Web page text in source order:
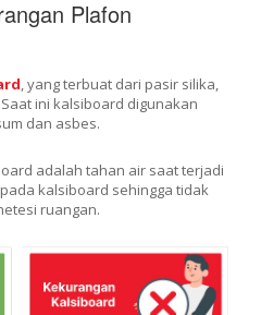
Plafon
, yang terbuat dari pasir silika,
ini kalsiboard digunakan
dan asbes.
adalah tahan air saat terjadi
kalsiboard sehingga tidak
ruangan.